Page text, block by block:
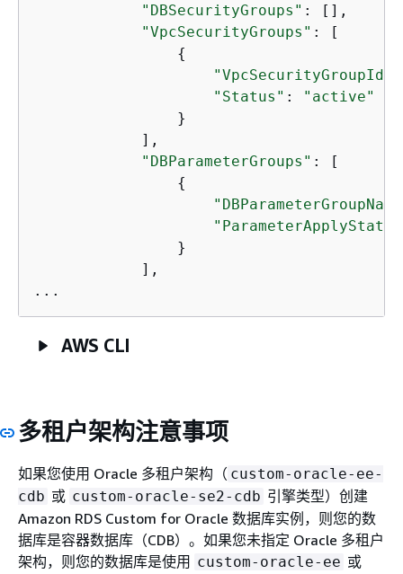
"DBSecurityGroups" : [],
"VpcSecurityGroups" : [
{
"VpcSecurityGroupId"
"Status" :
"active"
                }
            ],
"DBParameterGroups" : [
{
                }
            ],
...
AWS CLI
多租户架构注意事项
如果您使用 Oracle 多租户架构（ custom-oracle-ee-
cdb 或 custom-oracle-se2-cdb 引擎类型）创建
Amazon RDS Custom for Oracle 数据库实例，则您的数
据库是容器数据库（CDB）。如果您未指定 Oracle 多租户
架构，则您的数据库是使用 custom-oracle-ee 或